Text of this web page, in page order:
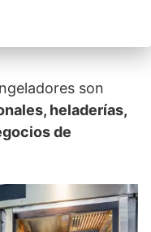
son
heladerías,
de